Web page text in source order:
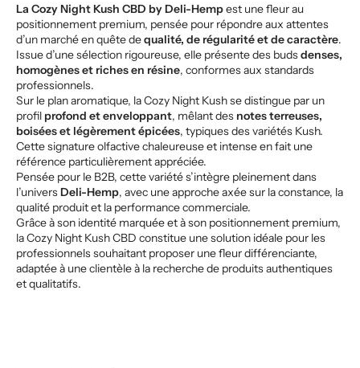
La Cozy Night Kush CBD byDeli-Hempest une fleur au
positionnement premium, pensée pour répondre aux attentes
d’un marché en quête dequalité, de régularité et de caractère.
Issue d’une sélection rigoureuse, elle présente des budsdenses,
homogènes et riches en résine, conformes aux standards
professionnels.
Sur le plan aromatique, la Cozy Night Kush se distingue par un
profil profond et enveloppant, mêlant des notes terreuses,
boisées et légèrement épicées, typiques des variétés Kush.
Cette signature olfactive chaleureuse et intense en fait une
référence particulièrement appréciée.
Pensée pour le B2B, cette variété s’intègre pleinement dans
l’universDeli-Hemp, avec une approche axée sur la constance, la
qualité produit et la performance commerciale.
Grâce à son identité marquée et à son positionnement premium,
la Cozy Night Kush CBD constitue une solution idéale pour les
professionnels souhaitant proposer une fleur différenciante,
adaptée à une clientèle à la recherche de produits authentiques
et qualitatifs.